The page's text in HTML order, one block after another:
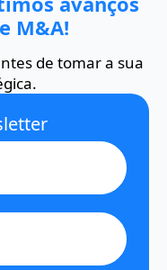
M&A!
de tomar a sua